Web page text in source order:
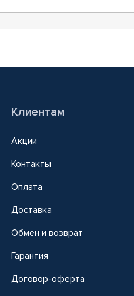
Клиентам
Акции
Контакты
Оплата
Доставка
Обмен и возврат
Гарантия
Договор-оферта